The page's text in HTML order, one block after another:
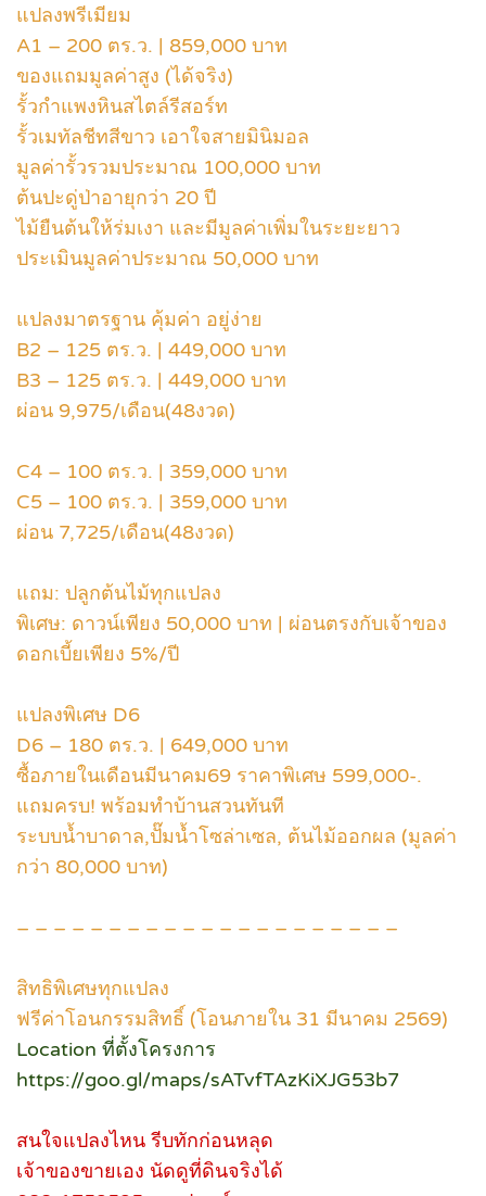
แปลงพรีเมียม
A1 – 200 ตร.ว. | 859,000 บาท
ของแถมมูลค่าสูง (ได้จริง)
รั้วกำแพงหินสไตล์รีสอร์ท
รั้วเมทัลชีทสีขาว เอาใจสายมินิมอล
มูลค่ารั้วรวมประมาณ 100,000 บาท
ต้นปะดู่ป่าอายุกว่า 20 ปี
ไม้ยืนต้นให้ร่มเงา และมีมูลค่าเพิ่มในระยะยาว
ประเมินมูลค่าประมาณ 50,000 บาท
แปลงมาตรฐาน คุ้มค่า อยู่ง่าย
B2 – 125 ตร.ว. | 449,000 บาท
B3 – 125 ตร.ว. | 449,000 บาท
ผ่อน 9,975/เดือน(48งวด)
C4 – 100 ตร.ว. | 359,000 บาท
C5 – 100 ตร.ว. | 359,000 บาท
ผ่อน 7,725/เดือน(48งวด)
แถม: ปลูกต้นไม้ทุกแปลง
พิเศษ: ดาวน์เพียง 50,000 บาท | ผ่อนตรงกับเจ้าของ
ดอกเบี้ยเพียง 5%/ปี
แปลงพิเศษ D6
D6 – 180 ตร.ว. | 649,000 บาท
ซื้อภายในเดือนมีนาคม69 ราคาพิเศษ 599,000-.
แถมครบ! พร้อมทำบ้านสวนทันที
ระบบน้ำบาดาล,ปั๊มน้ำโซล่าเซล, ต้นไม้ออกผล (มูลค่า
กว่า 80,000 บาท)
– – – – – – – – – – – – – – – – – – – – –
สิทธิพิเศษทุกแปลง
ฟรีค่าโอนกรรมสิทธิ์ (โอนภายใน 31 มีนาคม 2569)
Location ที่ตั้งโครงการ
https://goo.gl/maps/sATvfTAzKiXJG53b7
สนใจแปลงไหน รีบทักก่อนหลุด
เจ้าของขายเอง นัดดูที่ดินจริงได้